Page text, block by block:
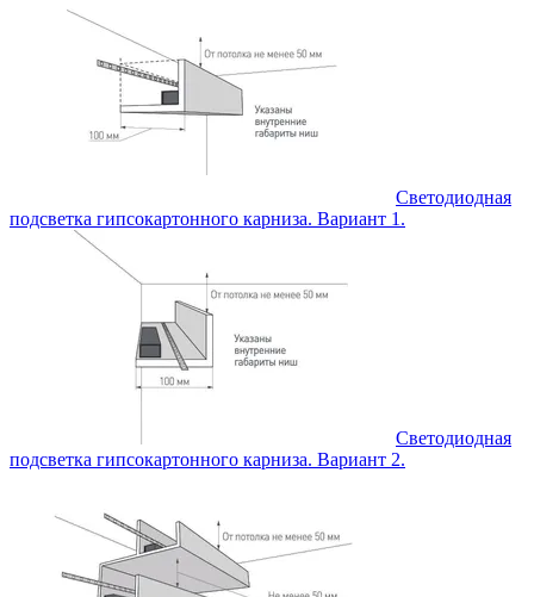
Светодиодная
подсветка гипсокартонного карниза. Вариант 1.
Светодиодная
подсветка гипсокартонного карниза. Вариант 2.